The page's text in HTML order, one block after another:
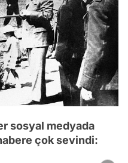
sosyal medyada
habere çok sevindi: